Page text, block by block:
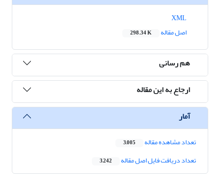
اصل مقاله
298.34 K
هم رسانی
ارجاع به این مقاله
آمار
تعداد مشاهده مقاله 3,005
تعداد دریافت فایل اصل مقاله 3,242